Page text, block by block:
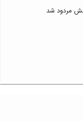
مردود شد